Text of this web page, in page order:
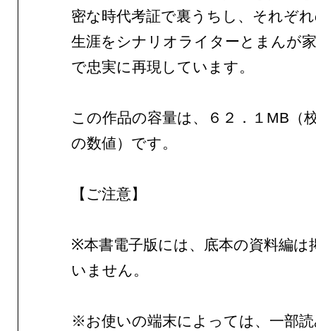
密な時代考証で裏うちし、それぞ
生涯をシナリオライターとまんが
で忠実に再現しています。
この作品の容量は、６２．１MB（
の数値）です。
【ご注意】
※本書電子版には、底本の資料編は
いません。
※お使いの端末によっては、一部